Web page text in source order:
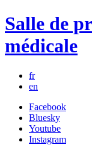
Salle de
médicale
fr
en
Facebook
Bluesky
Youtube
Instagram